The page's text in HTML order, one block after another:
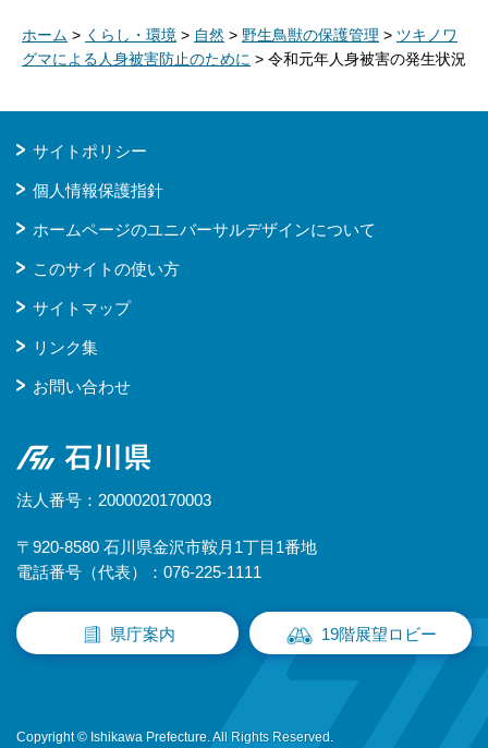
ホーム > くらし・環境 > 自然 > 野生鳥獣の保護管理 > ツキノワ
グマによる人身被害防止のために > 令和元年人身被害の発生状況
サイトポリシー
個人情報保護指針
ホームページのユニバーサルデザインについて
このサイトの使い方
サイトマップ
リンク集
お問い合わせ
石川県
法人番号：2000020170003
〒920-8580 石川県金沢市鞍月1丁目1番地
電話番号（代表）：076-225-1111
県庁案内 19階展望ロビー
Copyright © Ishikawa Prefecture. All Rights Reserved.